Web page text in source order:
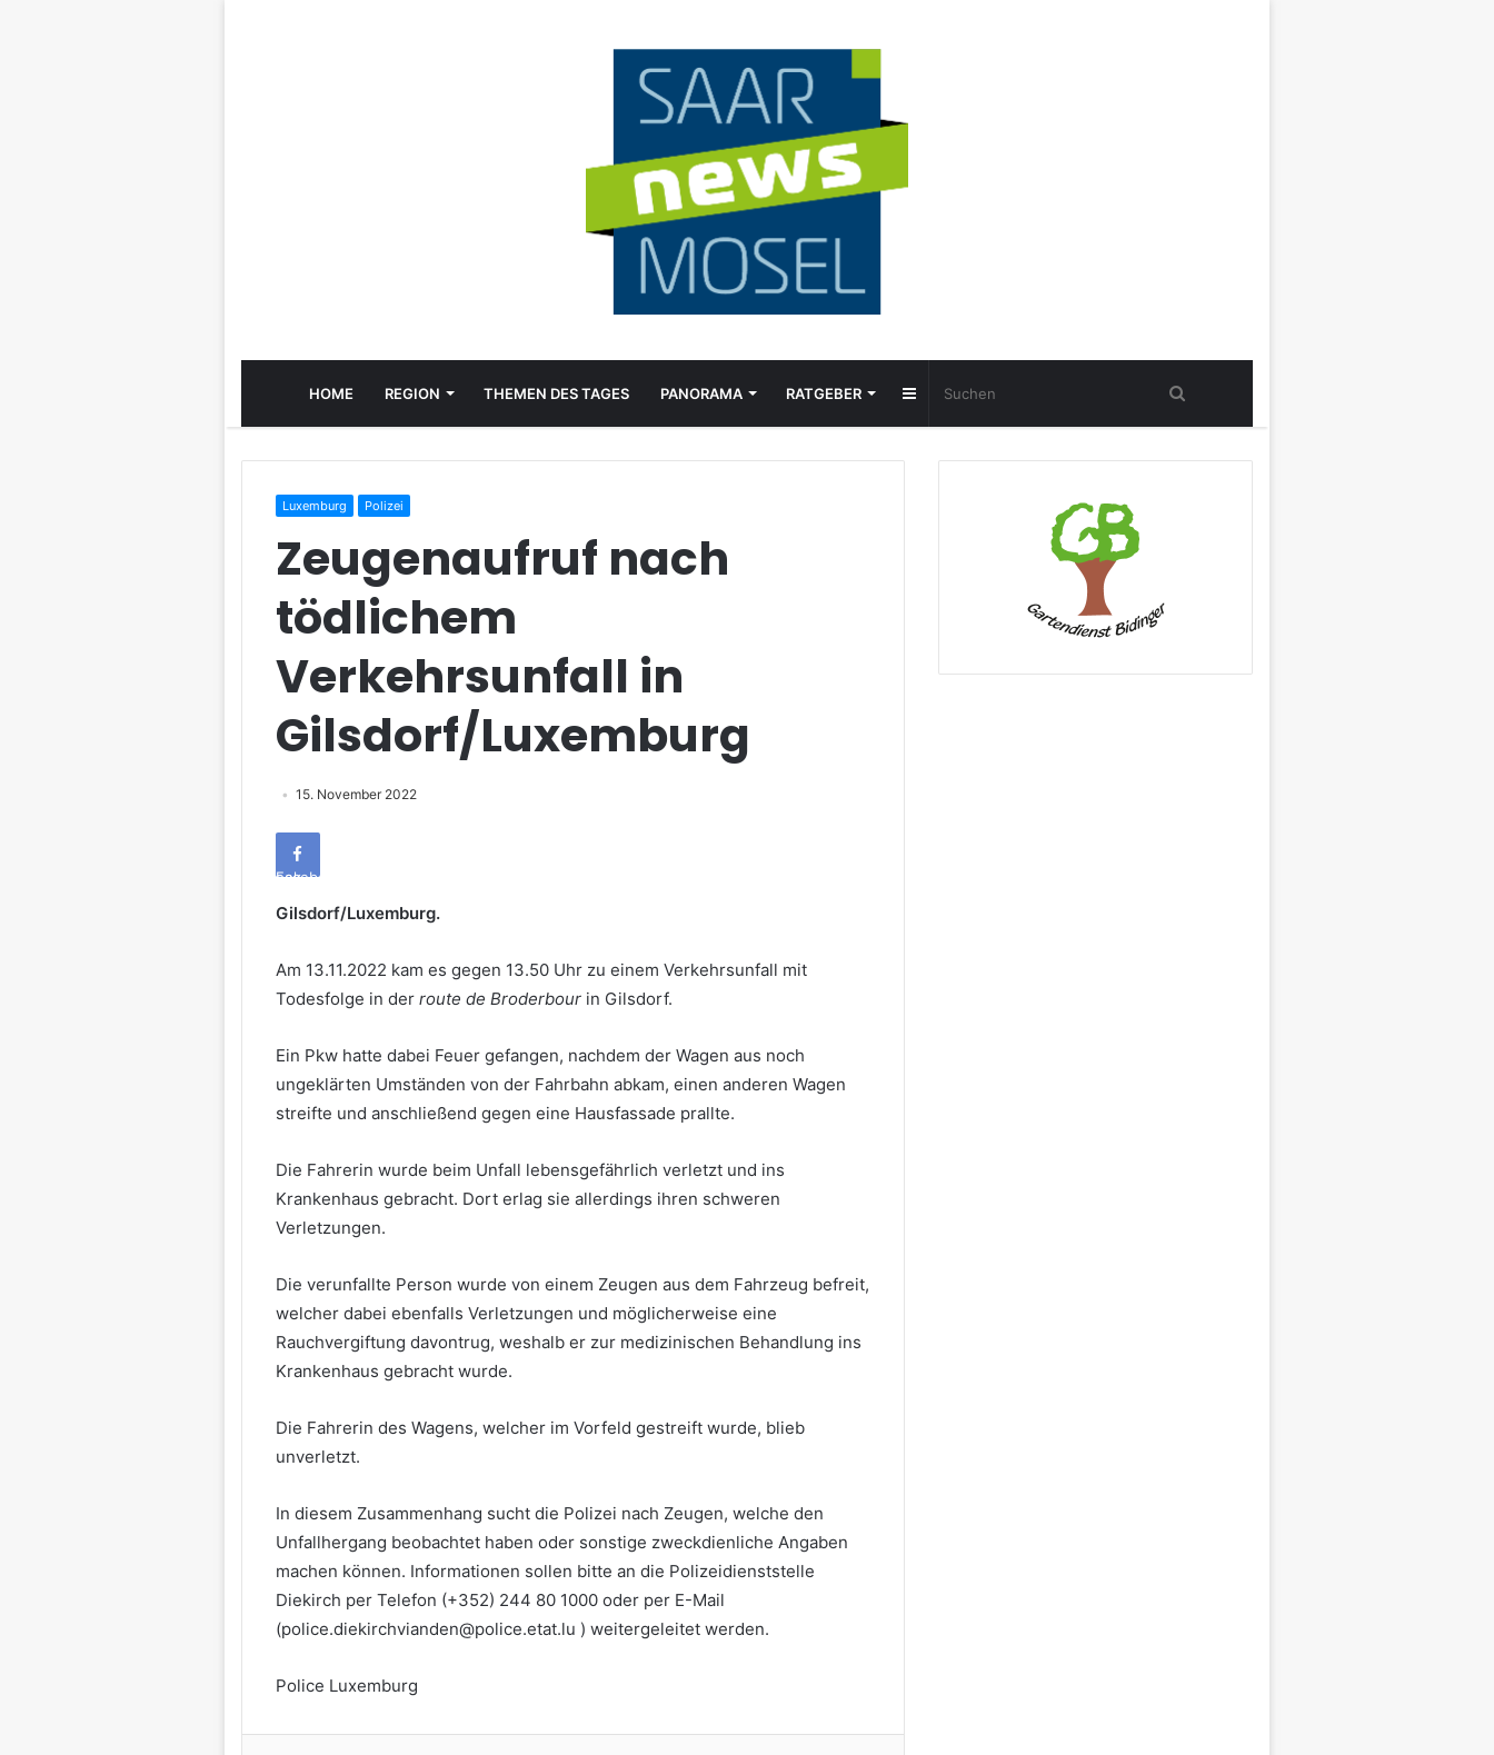
HOME REGION THEMEN DES TAGES PANORAMA RATGEBER Sidebar
Luxemburg Polizei
Zeugenaufruf nach
tödlichem
Verkehrsunfall in
Gilsdorf/Luxemburg
15. November 2022
Facebook
Gilsdorf/Luxemburg.
Am 13.11.2022 kam es gegen 13.50 Uhr zu einem Verkehrsunfall mit
Todesfolge in der route de Broderbourin Gilsdorf.
Ein Pkw hatte dabei Feuer gefangen, nachdem der Wagen aus noch
ungeklärten Umständen von der Fahrbahn abkam, einen anderen Wagen
streifte und anschließend gegen eine Hausfassade prallte.
Die Fahrerin wurde beim Unfall lebensgefährlich verletzt und ins
Krankenhaus gebracht. Dort erlag sie allerdings ihren schweren
Verletzungen.
Die verunfallte Person wurde von einem Zeugen aus dem Fahrzeug befreit,
welcher dabei ebenfalls Verletzungen und möglicherweise eine
Rauchvergiftung davontrug, weshalb er zur medizinischen Behandlung ins
Krankenhaus gebracht wurde.
Die Fahrerin des Wagens, welcher im Vorfeld gestreift wurde, blieb
unverletzt.
In diesem Zusammenhang sucht die Polizei nach Zeugen, welche den
Unfallhergang beobachtet haben oder sonstige zweckdienliche Angaben
machen können. Informationen sollen bitte an die Polizeidienststelle
Diekirch per Telefon (+352) 244 80 1000 oder per E-Mail
(police.diekirchvianden@police.etat.lu ) weitergeleitet werden.
Police Luxemburg